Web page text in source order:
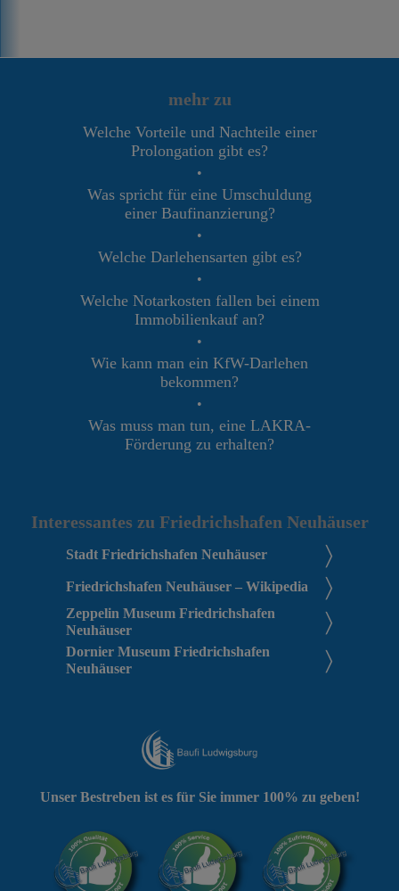
mehr zu
Welche Vorteile und Nachteile einer
Prolongation gibt es?
•
Was spricht für eine Umschuldung
einer Baufinanzierung?
•
Welche Darlehensarten gibt es?
•
Welche Notarkosten fallen bei einem
Immobilienkauf an?
•
Wie kann man ein KfW-Darlehen
bekommen?
•
Was muss man tun, eine LAKRA-
Förderung zu erhalten?
Interessantes zu Friedrichshafen Neuhäuser
Stadt Friedrichshafen Neuhäuser
Friedrichshafen Neuhäuser – Wikipedia
Zeppelin Museum Friedrichshafen
Neuhäuser
Dornier Museum Friedrichshafen
Neuhäuser
Unser Bestreben ist es für Sie immer 100% zu geben!